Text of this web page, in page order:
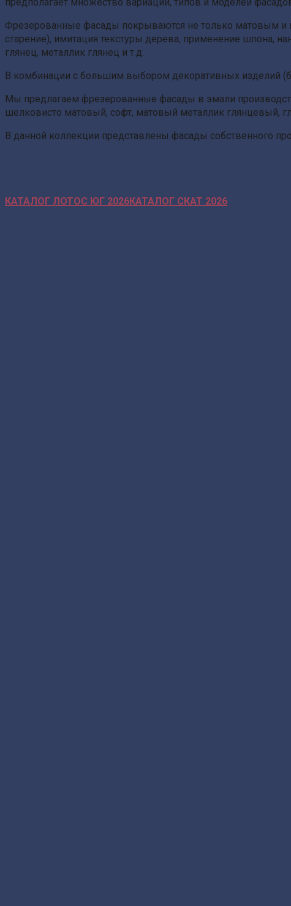
Фрезерованные фасады покрываются не только матовым и
старение), имитация текстуры дерева, применение шпона,
глянец, металлик глянец и т.д.
В комбинации с большим выбором декоративных изделий
Мы предлагаем фрезерованные фасады в эмали
шелковисто матовый, софт, матовый металлик глянцевый,
В данной коллекции представлены фасады собственного
КАТАЛОГ ЛОТОС ЮГ 2026КАТАЛОГ СКАТ 2026